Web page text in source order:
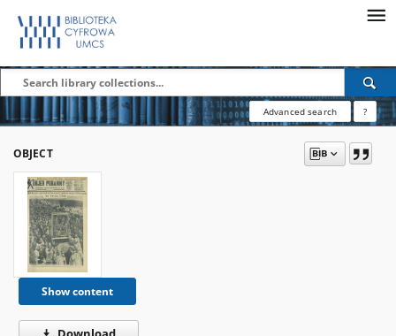
Advanced search ?
OBJECT
Show content